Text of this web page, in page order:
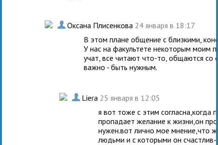
. Оксана Плисенкова 24 января в 18:17
В этом плане общение с близкими,
У нас на факультете некоторым моим
учат, все читают что-то, общаются
важно - быть нужным.
. Liera 25 января в 12:05
я вот тоже с этим согласна,когда
пропадает желание к жизни,он
нужен.вот лично мое мнение,что
людьми и с которыми он